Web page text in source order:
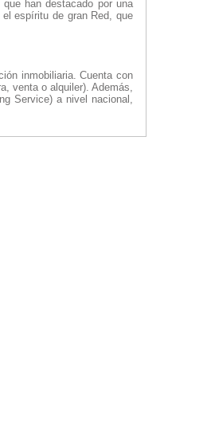
han destacado por una
espíritu de gran Red, que
inmobiliaria. Cuenta con
venta o alquiler). Además,
Service) a nivel nacional,